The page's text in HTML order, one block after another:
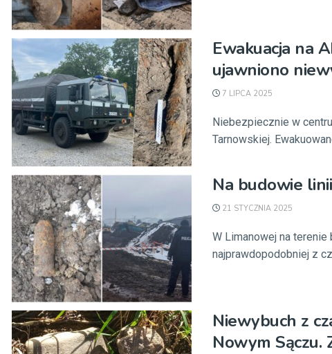
Ewakuacja na
ujawniono
7 LIPCA 2025
Niebezpiecznie w
Tarnowskiej.
Na budowie
21 STYCZNIA 2025
W Limanowej na
najprawdopodobniej z
Niewybuch z
Nowym Sączu.